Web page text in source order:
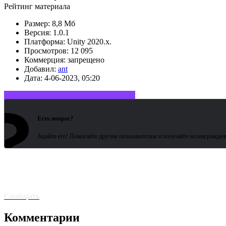
Рейтинг материала
Размер: 8,8 Мб
Версия: 1.0.1
Платформа: Unity 2020.x.
Просмотров: 12 095
Коммерция: запрещено
Добавил: ant
Дата: 4-06-2023, 05:20
Есть вопрос?
Задайте его! Помогайте другим пользователям и получайте
Сообщить
Комментарии